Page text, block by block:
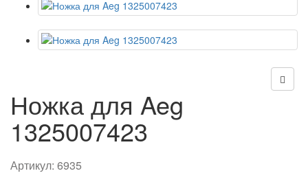
Ножка для Aeg
1325007423
Артикул: 6935